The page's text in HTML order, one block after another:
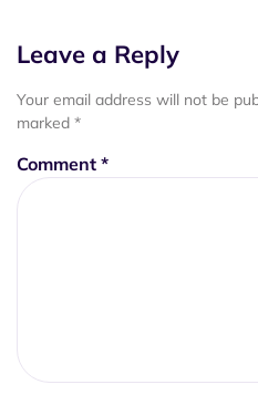
Leave a Reply
Your email address will not be
marked *
Comment *